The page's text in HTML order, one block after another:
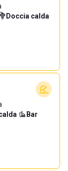
Doccia calda·
· Bar·